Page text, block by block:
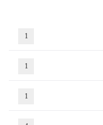
1
1
1